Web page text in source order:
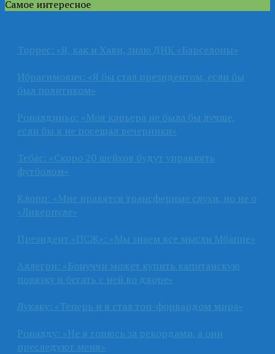
Самое интересное
Торрес: «Я, как и Хави, знаю ДНК «Барселоны»
Ибрагимович: «Я бы стал президентом, если бы
был политиком»
Роналдиньо: «Моя карьера не была бы лучше,
если бы я не посещал вечеринки»
Тебас: «Скоро 20 шейхов будут управлять
футболом»
Клопп: «Мне нравятся трансферные слухи, но не о
«Ливерпуле»
Президент «ПСЖ»: «Мы знаем все мысли Мбаппе»
Аллегри: «Бонуччи может купить капитанскую
повязку и бегать с ней во дворе»
Лукаку: «Теперь и я стал топ-форвардом мира»
Роналду: «Не я гонюсь за рекордами, а они
преследуют меня»